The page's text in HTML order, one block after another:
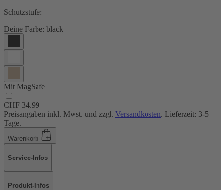
Schutzstufe:
Deine Farbe: black
Mit MagSafe
CHF 34.99
Preisangaben inkl. Mwst. und zzgl. Versandkosten. Lieferzeit: 3-5
Tage.
Warenkorb
Service-Infos
Produkt-Infos